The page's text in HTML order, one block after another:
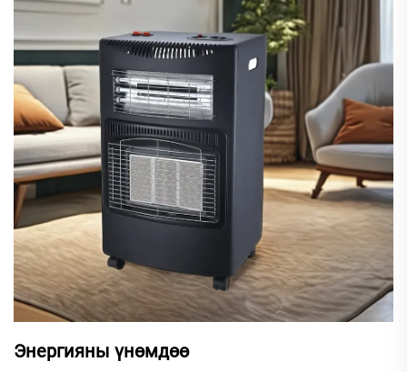
Энергияны үнөмдөө